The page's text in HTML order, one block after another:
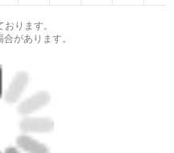
ります。
があります。